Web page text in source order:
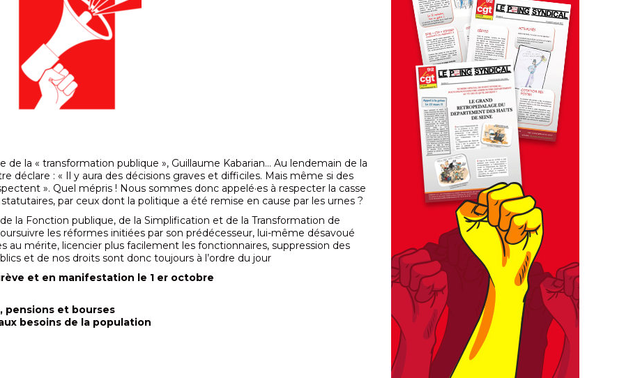
la « transformation publique », Guillaume Kabarian… Au lendemain de la
: « Il y aura des décisions graves et difficiles. Mais même si des
». Quel mépris ! Nous sommes donc appelé·es à respecter la casse
par ceux dont la politique a été remise en cause par les urnes ?
la Fonction publique, de la Simplification et de la Transformation de
les réformes initiées par son prédécesseur, lui-même désavoué
au mérite, licencier plus facilement les fonctionnaires, suppression des
et de nos droits sont donc toujours à l’ordre du jour
et en manifestation le 1 er octobre
pensions et bourses
besoins de la population